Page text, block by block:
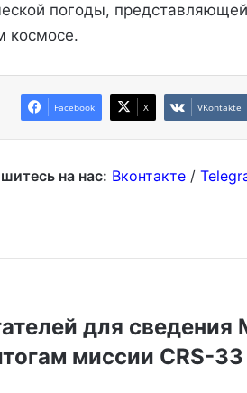
погоды,
космосе.
Facebook X VKontakte
на нас: Вконтакте/